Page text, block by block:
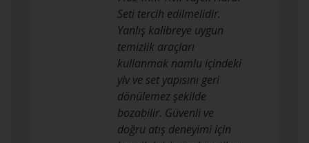
Seti tercih edilmelidir.
Yanlış kalibreye uygun
temizlik araçları
kullanmak namlu içindeki
yiv ve set yapısını geri
dönülemez şekilde
bozabilir. Güvenli ve
doğru atış deneyimi için